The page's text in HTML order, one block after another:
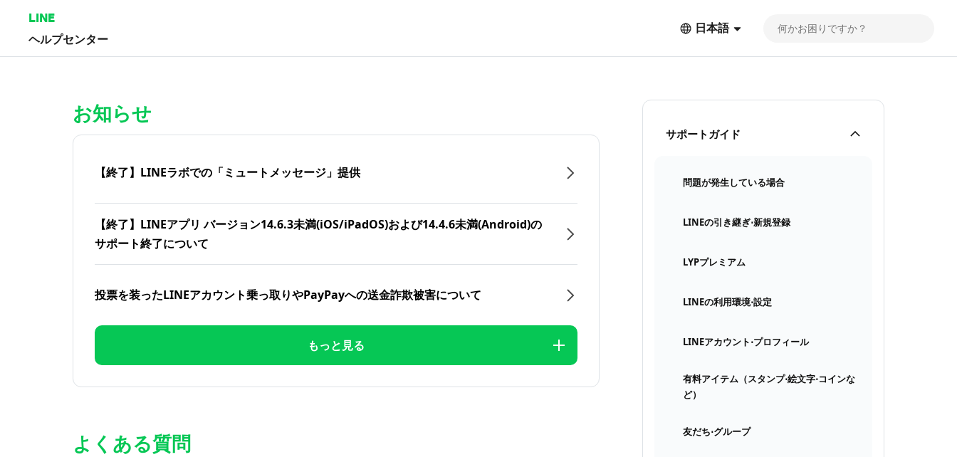
LINE
ヘルプセンター
日本語
サポートガイド
問題が発生している場合
LINEの引き継ぎ⋅新規登録
LYPプレミアム
LINEの利用環境⋅設定
LINEアカウント⋅プロフィール
有料アイテム（スタンプ⋅絵文字⋅コインな
ど）
友だち⋅グループ
お知らせ
【終了】LINEラボでの「ミュートメッセージ」提供
【終了】LINEアプリ バージョン14.6.3未満(iOS/iPadOS)および14.4.6未満(Android)の
サポート終了について
投票を装ったLINEアカウント乗っ取りやPayPayへの送金詐欺被害について
もっと見る
よくある質問